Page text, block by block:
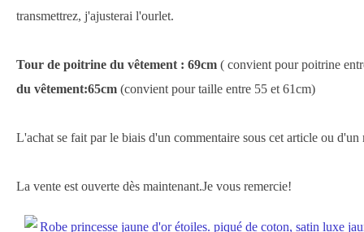
transmettrez, j'ajusterai l'ourlet.
Tour de poitrine du vêtement : 69cm ( convient pour poitrine
du vêtement:65cm (convient pour taille entre 55 et 61cm)
L'achat se fait par le biais d'un commentaire sous cet article ou d'un
La vente est ouverte dès maintenant.Je vous remercie!